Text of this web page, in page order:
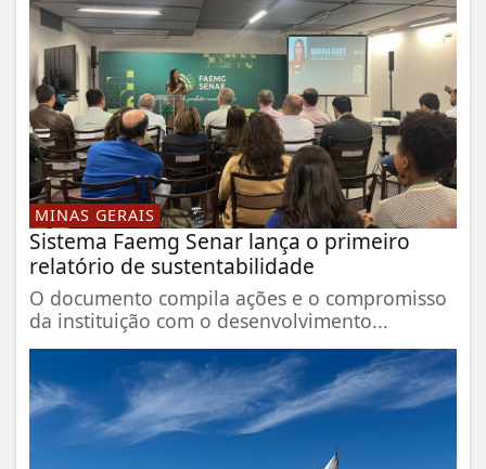
MINAS GERAIS
Sistema Faemg Senar lança o primeiro
relatório de sustentabilidade
O documento compila ações e o compromisso
da instituição com o desenvolvimento...